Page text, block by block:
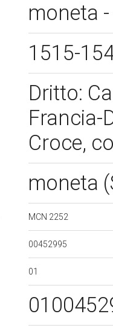
moneta
1515-
Dritto:
Francia-
Croce,
moneta
MCN 2252
00452995
01